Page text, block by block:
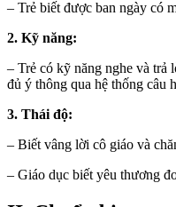
– Trẻ biết được ban ngày có
2. Kỹ năng:
– Trẻ có kỹ năng nghe và trả
đủ ý thông qua hệ thống câu
3. Thái độ:
– Biết vâng lời cô giáo và
– Giáo dục biết yêu thương